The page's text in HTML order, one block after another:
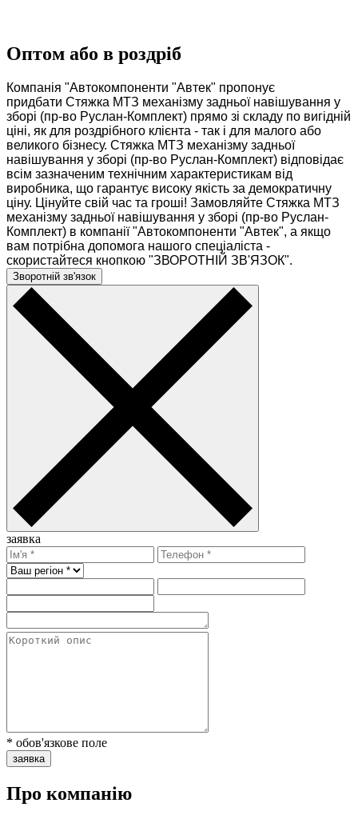
Оптом або в роздріб
Компанія "Автокомпоненти "Автек" пропонує
придбати Стяжка МТЗ механізму задньої навішування у
зборі (пр-во Руслан-Комплект) прямо зі складу по вигідній
ціні, як для роздрібного клієнта - так і для малого або
великого бізнесу. Стяжка МТЗ механізму задньої
навішування у зборі (пр-во Руслан-Комплект) відповідає
всім зазначеним технічним характеристикам від
виробника, що гарантує високу якість за демократичну
ціну. Цінуйте свій час та гроші! Замовляйте Стяжка МТЗ
механізму задньої навішування у зборі (пр-во Руслан-
Комплект) в компанії "Автокомпоненти "Автек", а якщо
вам потрібна допомога нашого спеціаліста -
скористайтеся кнопкою "ЗВОРОТНІЙ ЗВ'ЯЗОК".
Зворотній зв'язок
заявка
* обов'язкове поле
заявка
Про компанію